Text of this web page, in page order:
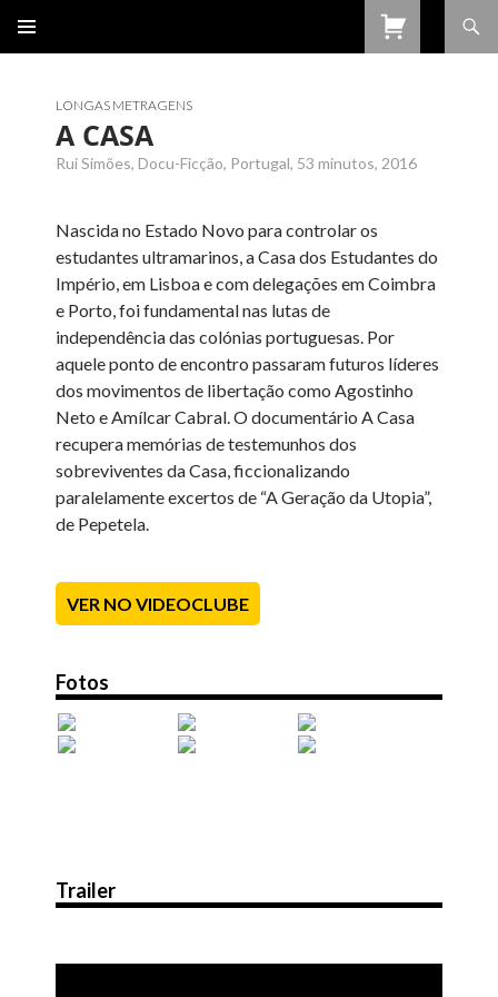
CONTEÚDO
LONGAS METRAGENS
A CASA
Rui Simões, Docu-Ficção, Portugal, 53 minutos, 2016
Nascida no Estado Novo para controlar os
estudantes ultramarinos, a Casa dos Estudantes do
Império, em Lisboa e com delegações em Coimbra
e Porto, foi fundamental nas lutas de
independência das colónias portuguesas. Por
aquele ponto de encontro passaram futuros líderes
dos movimentos de libertação como Agostinho
Neto e Amílcar Cabral. O documentário A Casa
recupera memórias de testemunhos dos
sobreviventes da Casa, ficcionalizando
paralelamente excertos de “A Geração da Utopia”,
de Pepetela.
VER NO VIDEOCLUBE
Fotos
Trailer